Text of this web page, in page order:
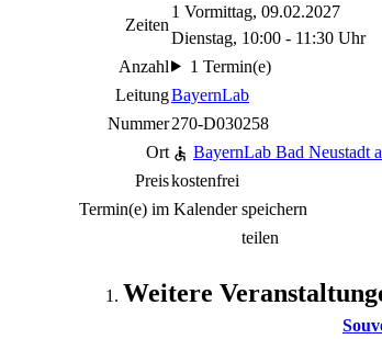
Zeiten
1 Vormittag, 09.02.2027
Dienstag, 10:00 - 11:30 Uhr
Anzahl
1 Termin(e)
LeitungBayernLab
Nummer270-D030258
Ort
BayernLab Bad Neustadt
Preiskostenfrei
Termin(e) im Kalender speichern
teilen
Weitere